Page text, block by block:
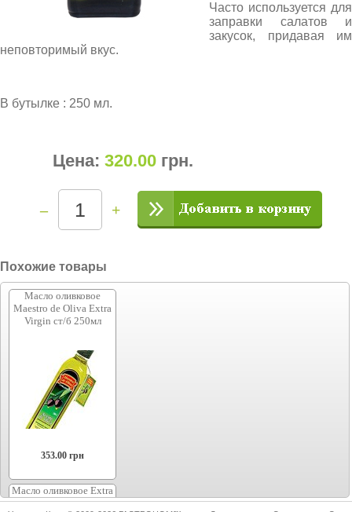
Часто используется для
заправки салатов и
закусок, придавая им
неповторимый вкус.
В бутылке : 250 мл.
Цена: 320.00 грн.
– +
Похожие товары
Масло оливковое
Maestro de Oliva Extra
Virgin ст/б 250мл
353.00 грн
Масло оливковое Extra
Virgin Премия ст/б